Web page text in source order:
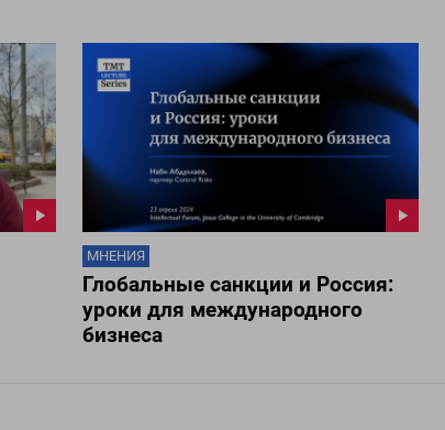
МНЕНИЯ
Глобальные санкции и Россия:
уроки для международного
бизнеса